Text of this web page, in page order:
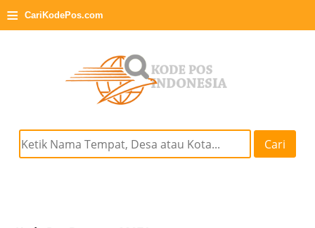
≡ CariKodePos.com
Cari